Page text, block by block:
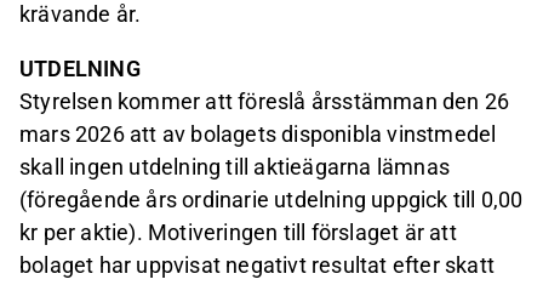
krävande år.
UTDELNING
Styrelsen kommer att föreslå årsstämman den 26
mars 2026 att av bolagets disponibla vinstmedel
skall ingen utdelning till aktieägarna lämnas
(föregående års ordinarie utdelning uppgick till 0,00
kr per aktie). Motiveringen till förslaget är att
bolaget har uppvisat negativt resultat efter skatt